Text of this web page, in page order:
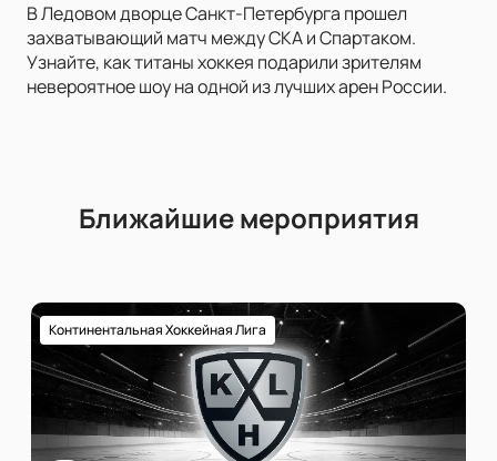
В Ледовом дворце Санкт-Петербурга прошел
захватывающий матч между СКА и Спартаком.
Узнайте, как титаны хоккея подарили зрителям
невероятное шоу на одной из лучших арен России.
Ближайшие мероприятия
Континентальная Хоккейная Лига